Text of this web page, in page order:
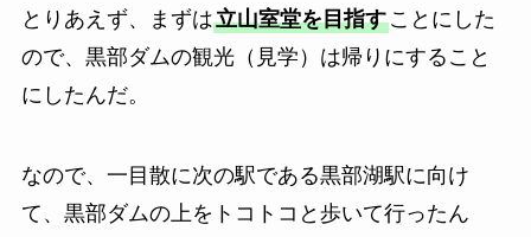
とりあえず、まずは立山室堂を目指すことにした
ので、黒部ダムの観光（見学）は帰りにすること
にしたんだ。
なので、一目散に次の駅である黒部湖駅に向け
て、黒部ダムの上をトコトコと歩いて行ったん